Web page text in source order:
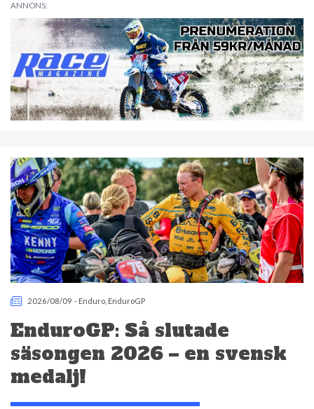
ANNONS:
2026/08/09 - Enduro EnduroGP
EnduroGP: Så slutade
säsongen 2026 – en svensk
medalj!